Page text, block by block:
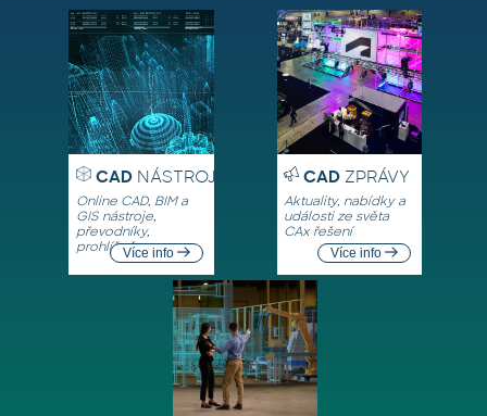
CADNÁSTROJE
Online CAD, BIM a
GIS nástroje,
převodníky,
prohlížečeVíce info
CADZPRÁVY
Aktuality, nabídky a
události ze světa
CAx řešení
Více info